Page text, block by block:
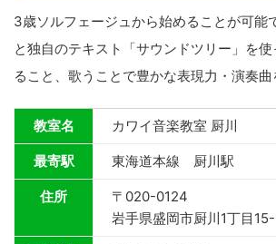
3歳ソルフェージュから始めることが可能
と独自のテキスト「サウンドツリー」を
ること、歌うことで豊かな表現力・演奏曲
教室名 カワイ音楽教室 厨川
最寄駅 東海道本線 厨川駅
住所
〒020-0124
岩手県盛岡市厨川1丁目15-